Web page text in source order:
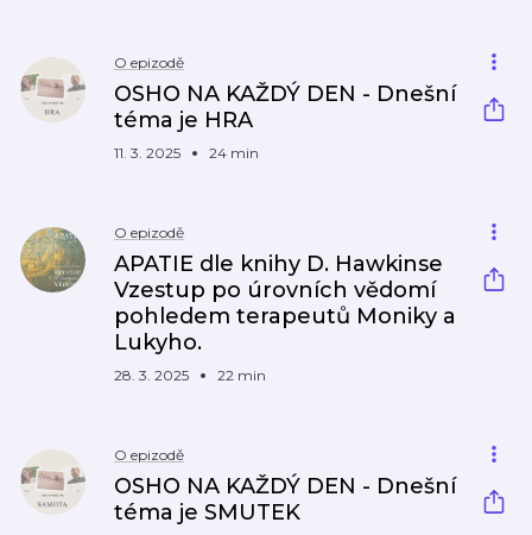
O epizodě
OSHO NA KAŽDÝ DEN - Dnešní
téma je HRA
11. 3. 2025 24 min
O epizodě
APATIE dle knihy D. Hawkinse
Vzestup po úrovních vědomí
pohledem terapeutů Moniky a
Lukyho.
28. 3. 2025 22 min
O epizodě
OSHO NA KAŽDÝ DEN - Dnešní
téma je SMUTEK